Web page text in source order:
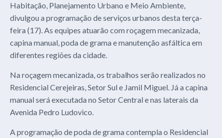
Habitação, Planejamento Urbano e Meio Ambiente,
divulgou a programação de serviços urbanos desta terça-
feira (17). As equipes atuarão com roçagem mecanizada,
capina manual, poda de grama e manutenção asfáltica em
diferentes regiões da cidade.
Na roçagem mecanizada, os trabalhos serão realizados no
Residencial Cerejeiras, Setor Sul e Jamil Miguel. Já a capina
manual será executada no Setor Central e nas laterais da
Avenida Pedro Ludovico.
A programação de poda de grama contempla o Residencial